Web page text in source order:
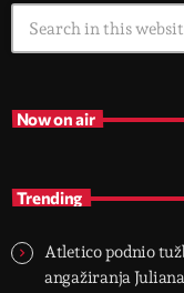
Now on air
Trending
Atletico podnio
angažiranja